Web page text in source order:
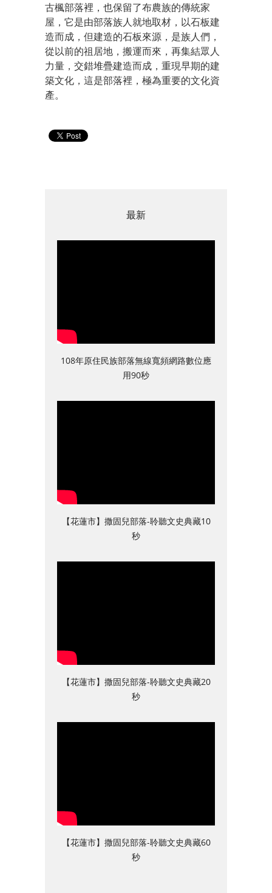
古楓部落裡，也保留了布農族的傳統家
屋，它是由部落族人就地取材，以石板建
造而成，但建造的石板來源，是族人們，
從以前的祖居地，搬運而來，再集結眾人
力量，交錯堆疊建造而成，重現早期的建
築文化，這是部落裡，極為重要的文化資
產。
最新
108年原住民族部落無線寬頻網路數位應
用90秒
【花蓮市】撒固兒部落-聆聽文史典藏10
秒
【花蓮市】撒固兒部落-聆聽文史典藏20
秒
【花蓮市】撒固兒部落-聆聽文史典藏60
秒